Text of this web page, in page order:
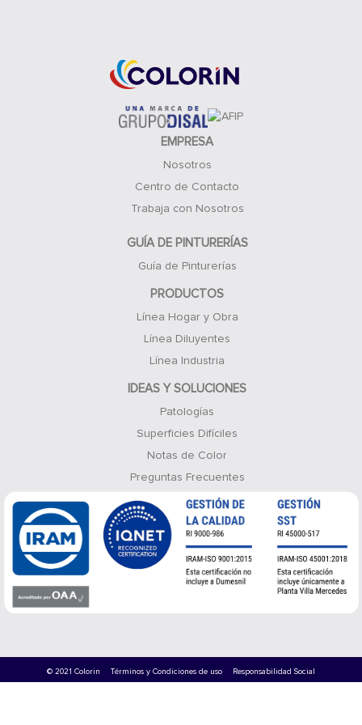
EMPRESA
Nosotros
Centro de Contacto
Trabaja con Nosotros
GUÍA DE PINTURERÍAS
Guía de Pinturerías
PRODUCTOS
Línea Hogar y Obra
Línea Diluyentes
Línea Industria
IDEAS Y SOLUCIONES
Patologías
Superficies Difíciles
Notas de Color
Preguntas Frecuentes
© 2021 Colorin Términos y Condiciones de uso Responsabilidad Social